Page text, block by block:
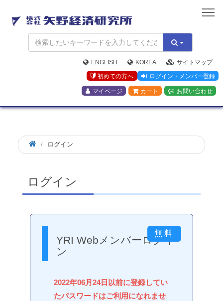
矢
野
経
済
研
究
所
ENGLISH KOREA
サイトマップ
初めての方へ
ログイン・メンバー登録
マイページ カート お問い合わせ
ログイン
ログイン
YRI Webメンバーログイ
ン
2022年06月24日以前に登録してい
たパスワードはご利用になれませ